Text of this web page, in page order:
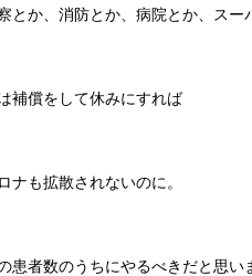
とか、消防とか、病院とか、スー
補償をして休みにすれば
ナも拡散されないのに。
患者数のうちにやるべきだと思い